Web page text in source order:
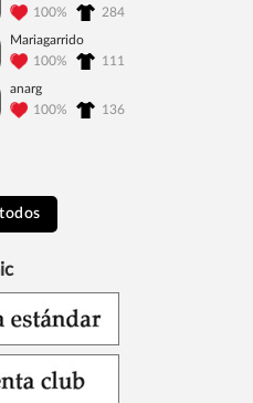
100%
284
Mariagarrido
100%
111
anarg
100%
136